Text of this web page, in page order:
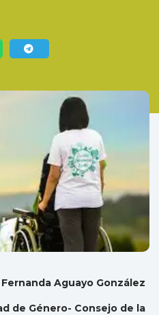
Aguayo González
de Género- Consejo de la